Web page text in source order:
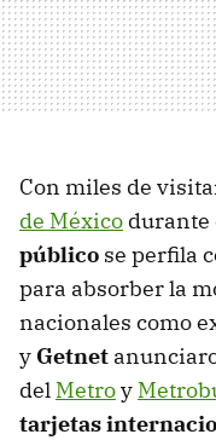
Con miles de
de México durante
público se perfila
para absorber la
nacionales como
y Getnet
del Metroy
tarjetas